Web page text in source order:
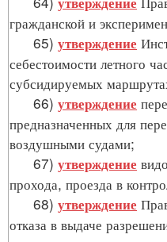
гражданской и
65) утверждение
себестоимости летного
субсидируемых
66) утверждение
предназначенных для
воздушными судами;
67) утверждение
прохода, проезда в
68) утверждение
отказа в выдаче